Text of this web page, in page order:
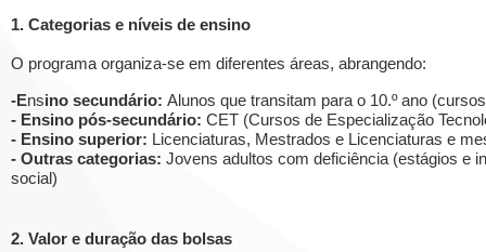
1. Categorias e níveis de ensino
O programa organiza-se em diferentes áreas, abrangendo:
-Ensino secundário: Alunos que transitam para o 10.º ano
- Ensino pós-secundário: CET (Cursos de Especialização
- Ensino superior: Licenciaturas, Mestrados e Licenciaturas e
- Outras categorias: Jovens adultos com deficiência (estágios e
social)
2. Valor e duração das bolsas